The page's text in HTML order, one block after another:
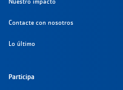
Contacte con nosotros
Lo último
Participa